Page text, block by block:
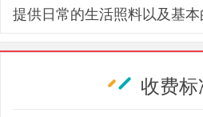
提供日常的生活照料以及基本
收费